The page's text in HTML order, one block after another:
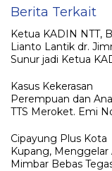
Berita Terkait
Ketua KADIN NTT,
Lianto Lantik dr.
Sunur jadi Ketua
Kasus Kekerasan
Perempuan dan
TTS Meroket. Emi
Paling Aman
Cipayung Plus Kota
Kupang, Menggelar
Mimbar Bebas